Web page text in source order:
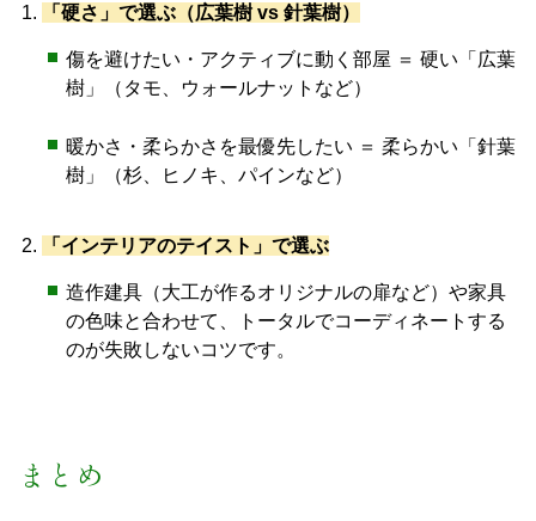
「硬さ」で選ぶ（広葉樹 vs 針葉樹）
傷を避けたい・アクティブに動く部屋 ＝ 硬い「広葉
樹」（タモ、ウォールナットなど）
暖かさ・柔らかさを最優先したい ＝ 柔らかい「針葉
樹」（杉、ヒノキ、パインなど）
「インテリアのテイスト」で選ぶ
造作建具（大工が作るオリジナルの扉など）や家具
の色味と合わせて、トータルでコーディネートする
のが失敗しないコツです。
まとめ